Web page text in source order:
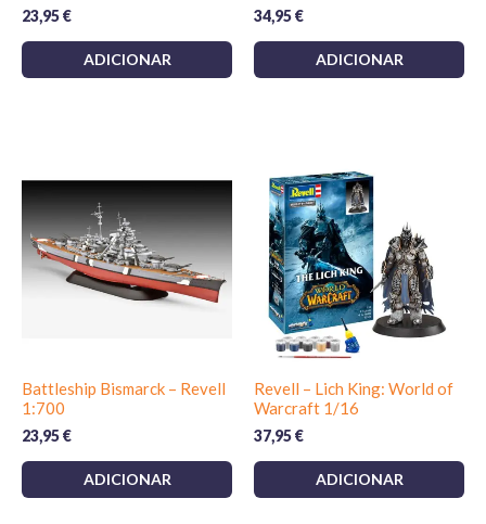
23,95€
ADICIONAR
34,95€
ADICIONAR
Battleship Bismarck – Revell
1:700
23,95€
ADICIONAR
Revell – Lich King: World of
Warcraft 1/16
37,95€
ADICIONAR